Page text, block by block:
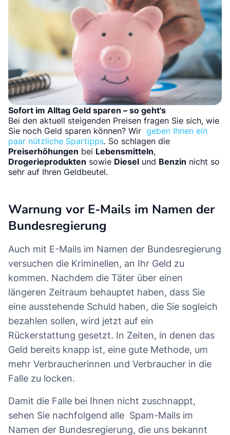
Sofort im Alltag Geld sparen – so geht's
Bei den aktuell steigenden Preisen fragen Sie sich, wie
Sie noch Geld sparen können? Wir geben Ihnen ein
paar nützliche Spartipps. So schlagen die
Preiserhöhungen bei Lebensmitteln,
Drogerieprodukten sowie Diesel und Benzin nicht so
sehr auf Ihren Geldbeutel.
Warnung vor E-Mails im Namen der
Bundesregierung
Auch mit E-Mails im Namen der Bundesregierung
versuchen die Kriminellen, an Ihr Geld zu
kommen. Nachdem die Täter über einen
längeren Zeitraum behauptet haben, dass Sie
eine ausstehende Schuld haben, die Sie sogleich
bezahlen sollen, wird jetzt auf ein
Rückerstattung gesetzt. In Zeiten, in denen das
Geld bereits knapp ist, eine gute Methode, um
mehr Verbraucherinnen und Verbraucher in die
Falle zu locken.
Damit die Falle bei Ihnen nicht zuschnappt,
sehen Sie nachfolgend alle Spam-Mails im
Namen der Bundesregierung, die uns bekannt